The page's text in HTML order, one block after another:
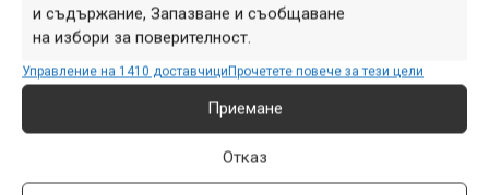
и съдържание, Запазване и съобщаване
на избори за поверителност.
Управление на 1410 доставчициПрочетете повече за тези цели
Приемане
Отказ
Третият нов модел, наречен Pulsar, е насочен основно
към планинското колоездене, макар че се предлага и
със „стъкла“ Ridescape GR. По-важното е, че може да
купите тези очила и с фотохроматични плаки, които да
изсветляват или потъмняват в зависимост от